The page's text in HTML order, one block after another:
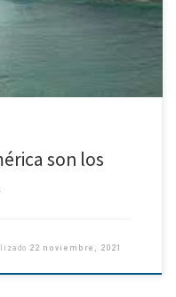
son los
22 noviembre, 2021